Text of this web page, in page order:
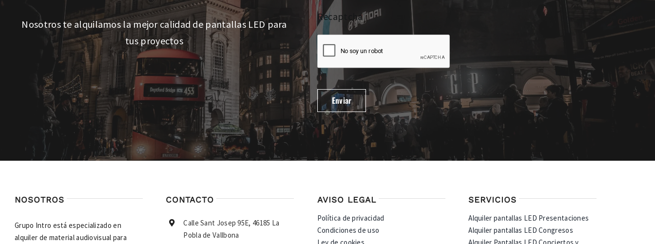
Nosotros te alquilamos la mejor calidad de pantallas LED para
tus proyectos
Recaptcha
NOSOTROS
Grupo Intro está especializado en
alquiler de material audiovisual para
CONTACTO
Calle Sant Josep 95E, 46185 La
Pobla de Vallbona
AVISO LEGAL
Política de privacidad
Condiciones de uso
SERVICIOS
Alquiler pantallas LED Presentaciones
Alquiler pantallas LED Congresos